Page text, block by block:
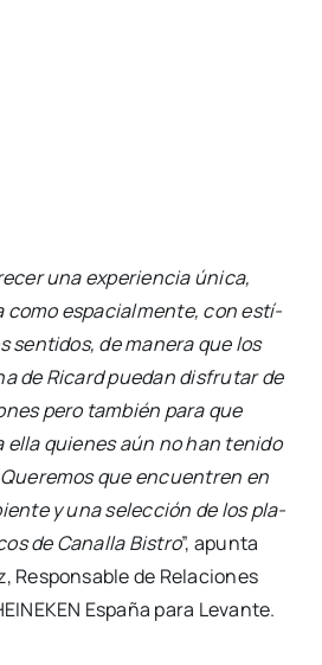
una expe­rien­cia úni­ca,
como espa­cial­men­te, con estí­
sen­ti­dos, de mane­ra que los
de Ricard pue­dan dis­fru­tar de
pero tam­bién para que
ella quie­nes aún no han teni­do
que encuen­tren en
y una selec­ción de los pla­
de Cana­lla Bis­tro”, apun­ta
Res­pon­sa­ble de Rela­cio­nes
Espa­ña para Levan­te.